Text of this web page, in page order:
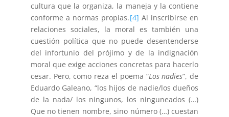
cultura que la organiza, la maneja y la contiene
conforme a normas propias.[4] Al inscribirse en
relaciones sociales, la moral es también una
cuestión política que no puede desentenderse
del infortunio del prójimo y de la indignación
moral que exige acciones concretas para hacerlo
cesar. Pero, como reza el poema “Los nadies”, de
Eduardo Galeano, “los hijos de nadie/los dueños
de la nada/ los ningunos, los ninguneados (…)
Que no tienen nombre, sino número (…) cuestan